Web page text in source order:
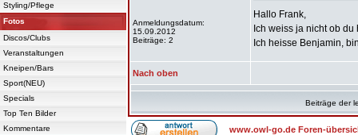
Styling/Pflege
Fotos
Discos/Clubs
Veranstaltungen
Kneipen/Bars
Sport(NEU)
Specials
Top Ten Bilder
Kommentare
Anmeldungsdatum:
15.09.2012
Beiträge: 2
Hallo Frank,
Ich weiss ja nicht ob
Ich heisse Benjamin,
Nach oben
Beiträge der
www.owl-go.de Foren-